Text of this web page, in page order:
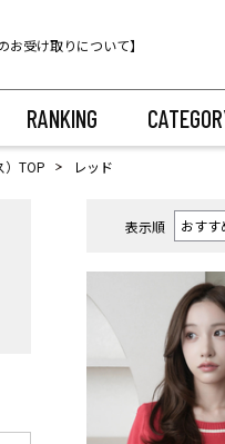
お受け取りについて】
【重要】
RANKING
TOP レッド
表示順